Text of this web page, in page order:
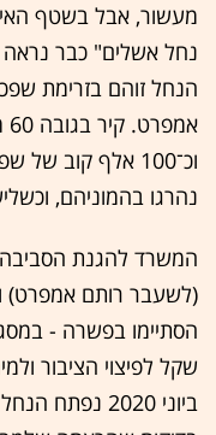
מעשור, אבל בשטף
הנחל זוהם בזרימת
נהרגו בהמוניהם,
המשרד להגנת הסביבה
(לשעבר רותם אמפרט)
שקל לפיצוי הציבור
ביוני 2020